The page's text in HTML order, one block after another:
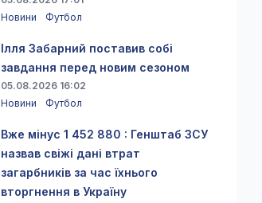
Новини
Футбол
Ілля Забарний поставив собі
завдання перед новим сезоном
05.08.2026 16:02
Новини
Футбол
Вже мінус 1 452 880 : Генштаб ЗСУ
назвав свіжі дані втрат
загарбників за час їхнього
вторгнення в Україну